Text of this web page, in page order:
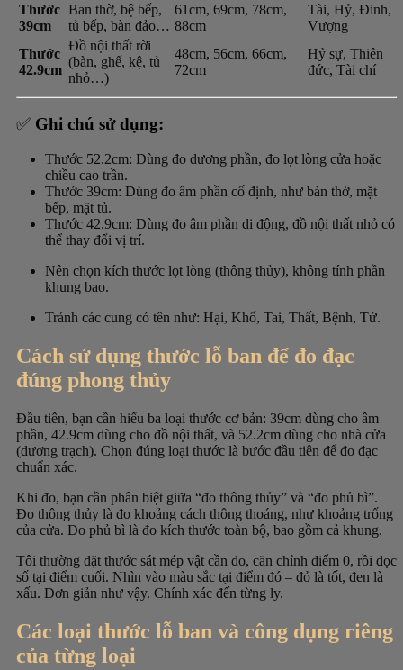
Thước
39cm
Ban thờ, bệ bếp,
tủ bếp, bàn đảo…
61cm, 69cm, 78cm,
88cm
Tài, Hỷ, Đinh,
Vượng
Thước
42.9cm
Đồ nội thất rời
(bàn, ghế, kệ, tủ
nhỏ…)
48cm, 56cm, 66cm,
72cm
Hỷ sự, Thiên
đức, Tài chí
✅ Ghi chú sử dụng:
Thước 52.2cm: Dùng đo dương phần, đo lọt lòng cửa hoặc
chiều cao trần.
Thước 39cm: Dùng đo âm phần cố định, như bàn thờ, mặt
bếp, mặt tủ.
Thước 42.9cm: Dùng đo âm phần di động, đồ nội thất nhỏ có
thể thay đổi vị trí.
Nên chọn kích thước lọt lòng (thông thủy), không tính phần
khung bao.
Tránh các cung có tên như: Hại, Khổ, Tai, Thất, Bệnh, Tử.
Cách sử dụng thước lỗ ban để đo đạc
đúng phong thủy
Đầu tiên, bạn cần hiểu ba loại thước cơ bản: 39cm dùng cho âm
phần, 42.9cm dùng cho đồ nội thất, và 52.2cm dùng cho nhà cửa
(dương trạch). Chọn đúng loại thước là bước đầu tiên để đo đạc
chuẩn xác.
Khi đo, bạn cần phân biệt giữa “đo thông thủy” và “đo phủ bì”.
Đo thông thủy là đo khoảng cách thông thoáng, như khoảng trống
của cửa. Đo phủ bì là đo kích thước toàn bộ, bao gồm cả khung.
Tôi thường đặt thước sát mép vật cần đo, căn chỉnh điểm 0, rồi đọc
số tại điểm cuối. Nhìn vào màu sắc tại điểm đó – đỏ là tốt, đen là
xấu. Đơn giản như vậy. Chính xác đến từng ly.
Các loại thước lỗ ban và công dụng riêng
của từng loại